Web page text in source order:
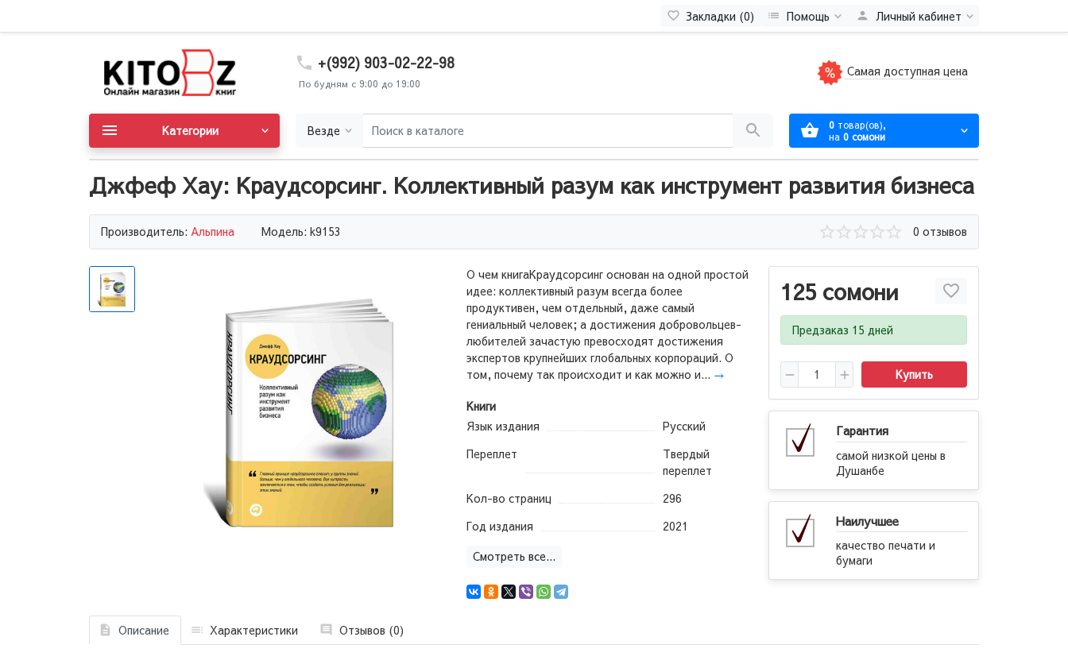
Закладки (0) Помощь Личный кабинет
+(992) 903-02-22-98
По будням с 9:00 до 19:00
Самая доступная цена
Везде 0 товар(ов),
на 0 сомони
Категории
Джфеф Хау: Краудсорсинг. Коллективный разум как инструмент развития бизнеса
Производитель: Альпина Модель: k9153 0 отзывов
125 сомони
Предзаказ 15 дней
Купить
Гарантия
самой низкой цены в
Душанбе
Наилучшее
качество печати и
бумаги
О чем книгаКраудсорсинг основан на одной простой
идее: коллективный разум всегда более
продуктивен, чем отдельный, даже самый
гениальный человек; а достижения добровольцев-
любителей зачастую превосходят достижения
экспертов крупнейших глобальных корпораций. О
том, почему так происходит и как можно и... →
Книги
Язык издания
Русский
Переплет
Твердый
переплет
Кол-во страниц
296
Год издания
2021
Смотреть все...
Описание Характеристики Отзывов (0)